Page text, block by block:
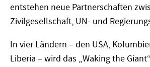
entstehen neue Partnerschaften
Zivilgesellschaft, UN- und
In vier Ländern – den USA,
Liberia – wird das „Waking the